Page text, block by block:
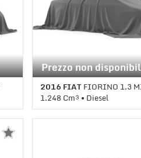
Prezzo non
2016 FIATFIORINO 1.3
1.248 Cm³ • Diesel
1 Km • Cambio Manuale •